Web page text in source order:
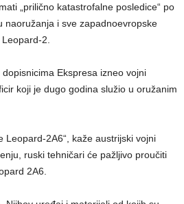
„prilično katastrofalne posledice“ po
naoružanja i sve zapadnoevropske
2.
Ekspresa izneo vojni
koji je dugo godina služio u oružanim
Leopard-2A6“, kaže austrijski vojni
ruski tehničari će pažljivo proučiti
2A6.